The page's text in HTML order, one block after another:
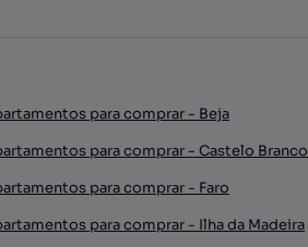
para comprar - Beja
para comprar - Castelo Branco
para comprar - Faro
para comprar - Ilha da Madeira